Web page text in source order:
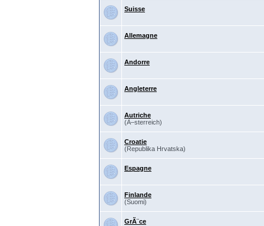
Suisse
Allemagne
Andorre
Angleterre
Autriche
(Ã–sterreich)
Croatie
(Republika Hrvatska)
Espagne
Finlande
(Suomi)
GrÃ¨ce